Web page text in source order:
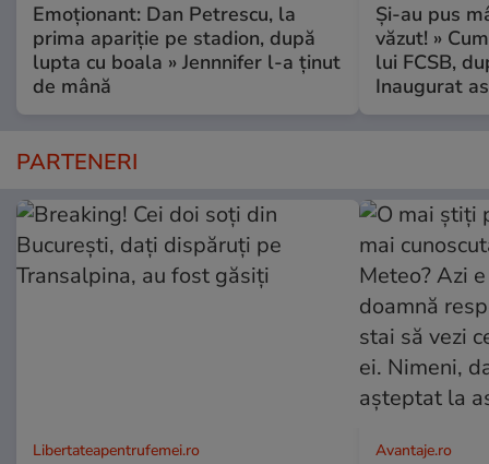
Emoționant: Dan Petrescu, la
prima apariție pe stadion, după
lupta cu boala » Jennnifer l-a ținut
de mână
Și-au pus
văzut! »
lui FCSB,
Inaugurat
PARTENERI
Libertateapentrufemei.ro Avantaje.ro